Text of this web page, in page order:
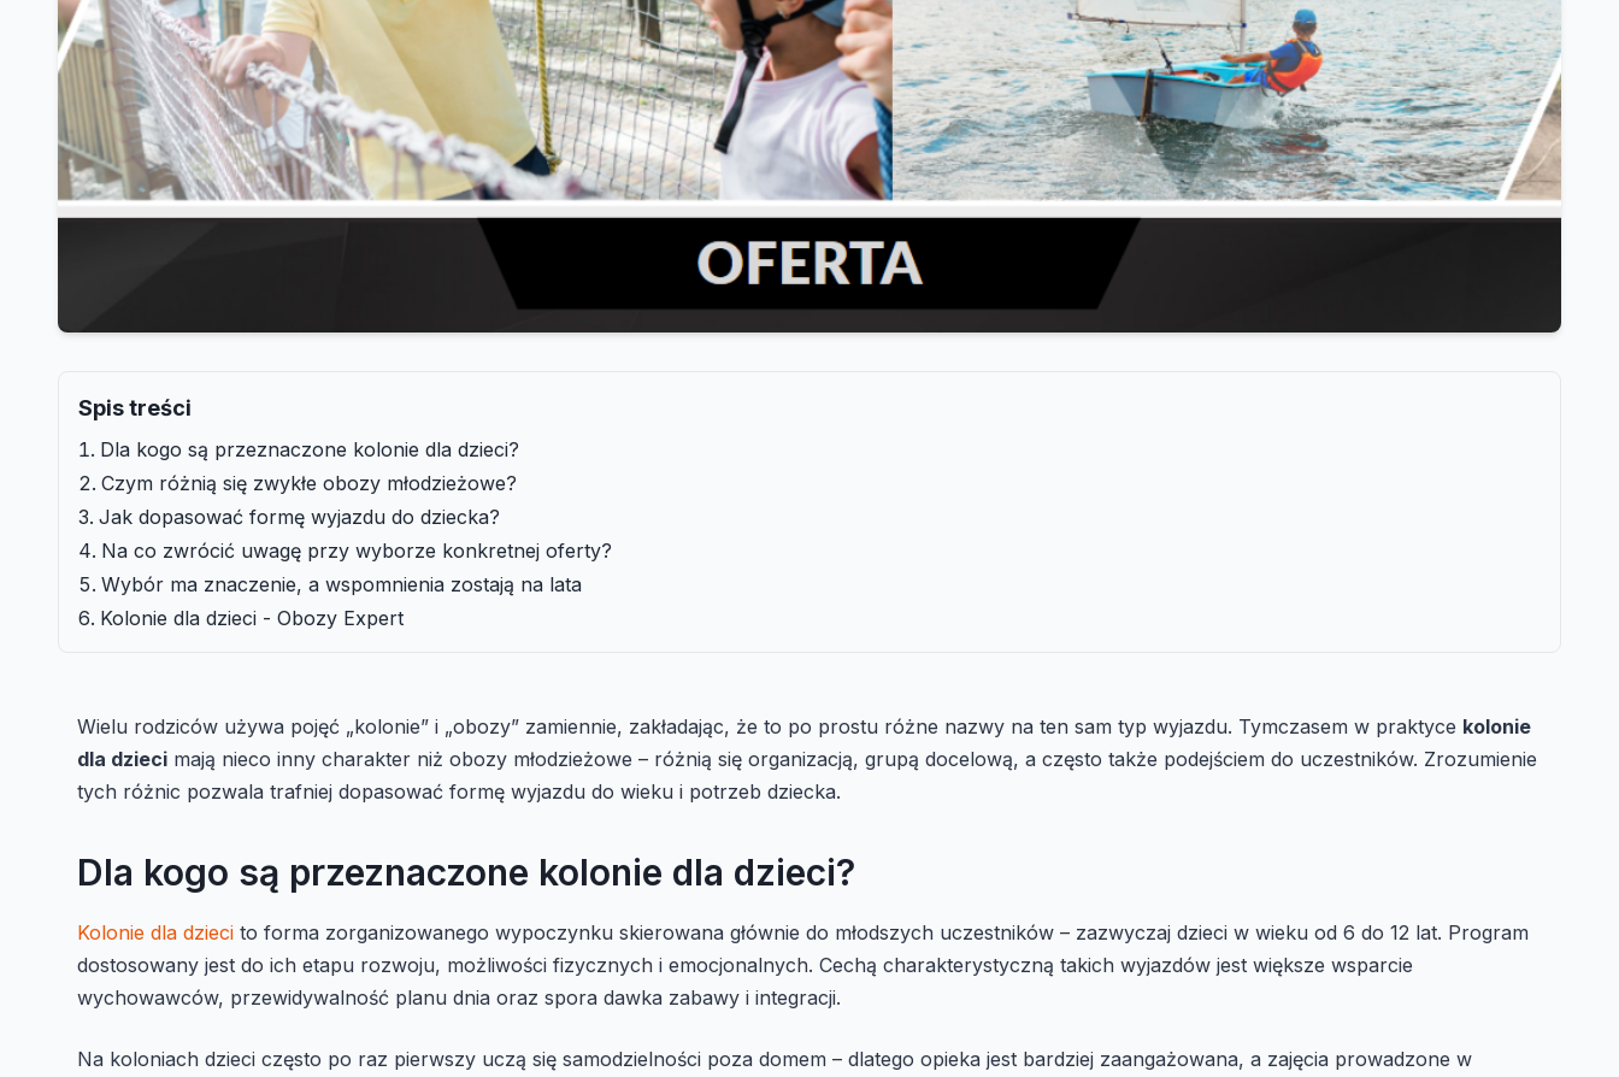
Spis treści
Dla kogo są przeznaczone kolonie dla dzieci?
Czym różnią się zwykłe obozy młodzieżowe?
Jak dopasować formę wyjazdu do dziecka?
Na co zwrócić uwagę przy wyborze konkretnej oferty?
Wybór ma znaczenie, a wspomnienia zostają na lata
Kolonie dla dzieci - Obozy Expert
Wielu rodziców używa pojęć „kolonie” i „obozy” zamiennie, zakładając, że to po prostu różne nazwy na ten sam typ wyjazdu. Tymczasem w praktyce kolonie
dla dzieci mają nieco inny charakter niż obozy młodzieżowe – różnią się organizacją, grupą docelową, a często także podejściem do uczestników. Zrozumienie
tych różnic pozwala trafniej dopasować formę wyjazdu do wieku i potrzeb dziecka.
Dla kogo są przeznaczone kolonie dla dzieci?
Kolonie dla dzieci to forma zorganizowanego wypoczynku skierowana głównie do młodszych uczestników – zazwyczaj dzieci w wieku od 6 do 12 lat. Program
dostosowany jest do ich etapu rozwoju, możliwości fizycznych i emocjonalnych. Cechą charakterystyczną takich wyjazdów jest większe wsparcie
wychowawców, przewidywalność planu dnia oraz spora dawka zabawy i integracji.
Na koloniach dzieci często po raz pierwszy uczą się samodzielności poza domem – dlatego opieka jest bardziej zaangażowana, a zajęcia prowadzone w